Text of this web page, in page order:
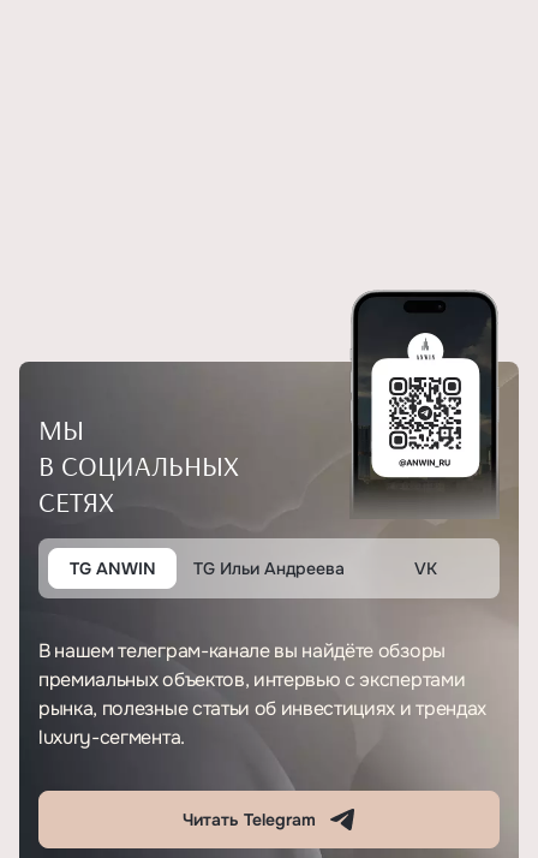
МЫ
В СОЦИАЛЬНЫХ
СЕТЯХ
TG ANWIN TG Ильи Андреева VK
В нашем телеграм-канале вы найдёте обзоры
премиальных объектов, интервью с экспертами
рынка, полезные статьи об инвестициях и трендах
luxury-сегмента.
Читать Telegram